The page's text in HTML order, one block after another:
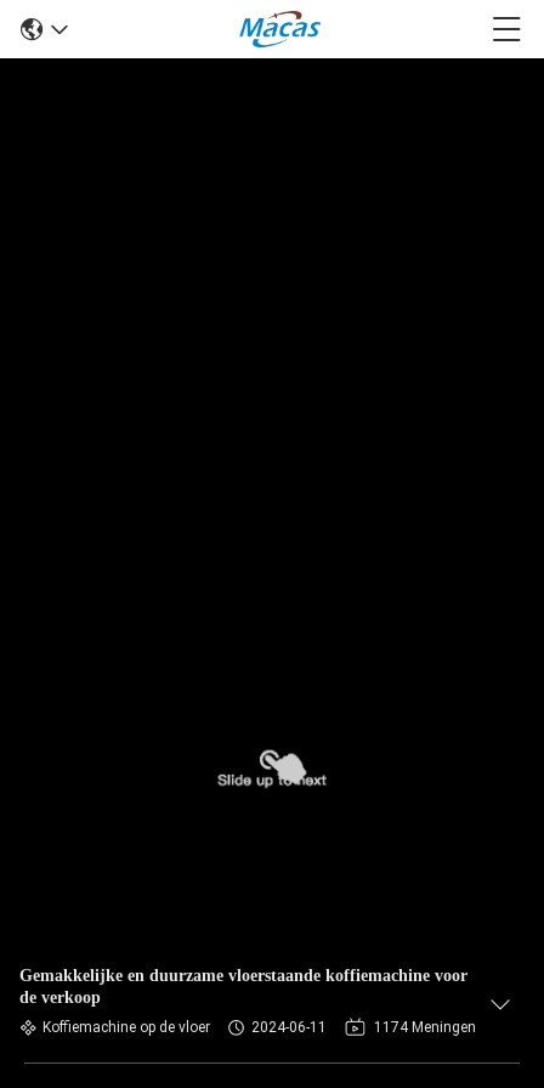
Gemakkelijke en duurzame vloerstaande koffiemachine voor
de verkoop
Koffiemachine op de vloer 2024-06-11 1174 Meningen